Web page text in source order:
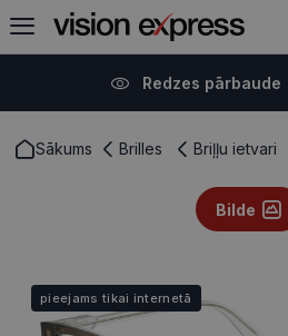
Redzes pārbaude
Sākums Brilles Briļļu ietvari
Bilde
pieejams tikai internetā